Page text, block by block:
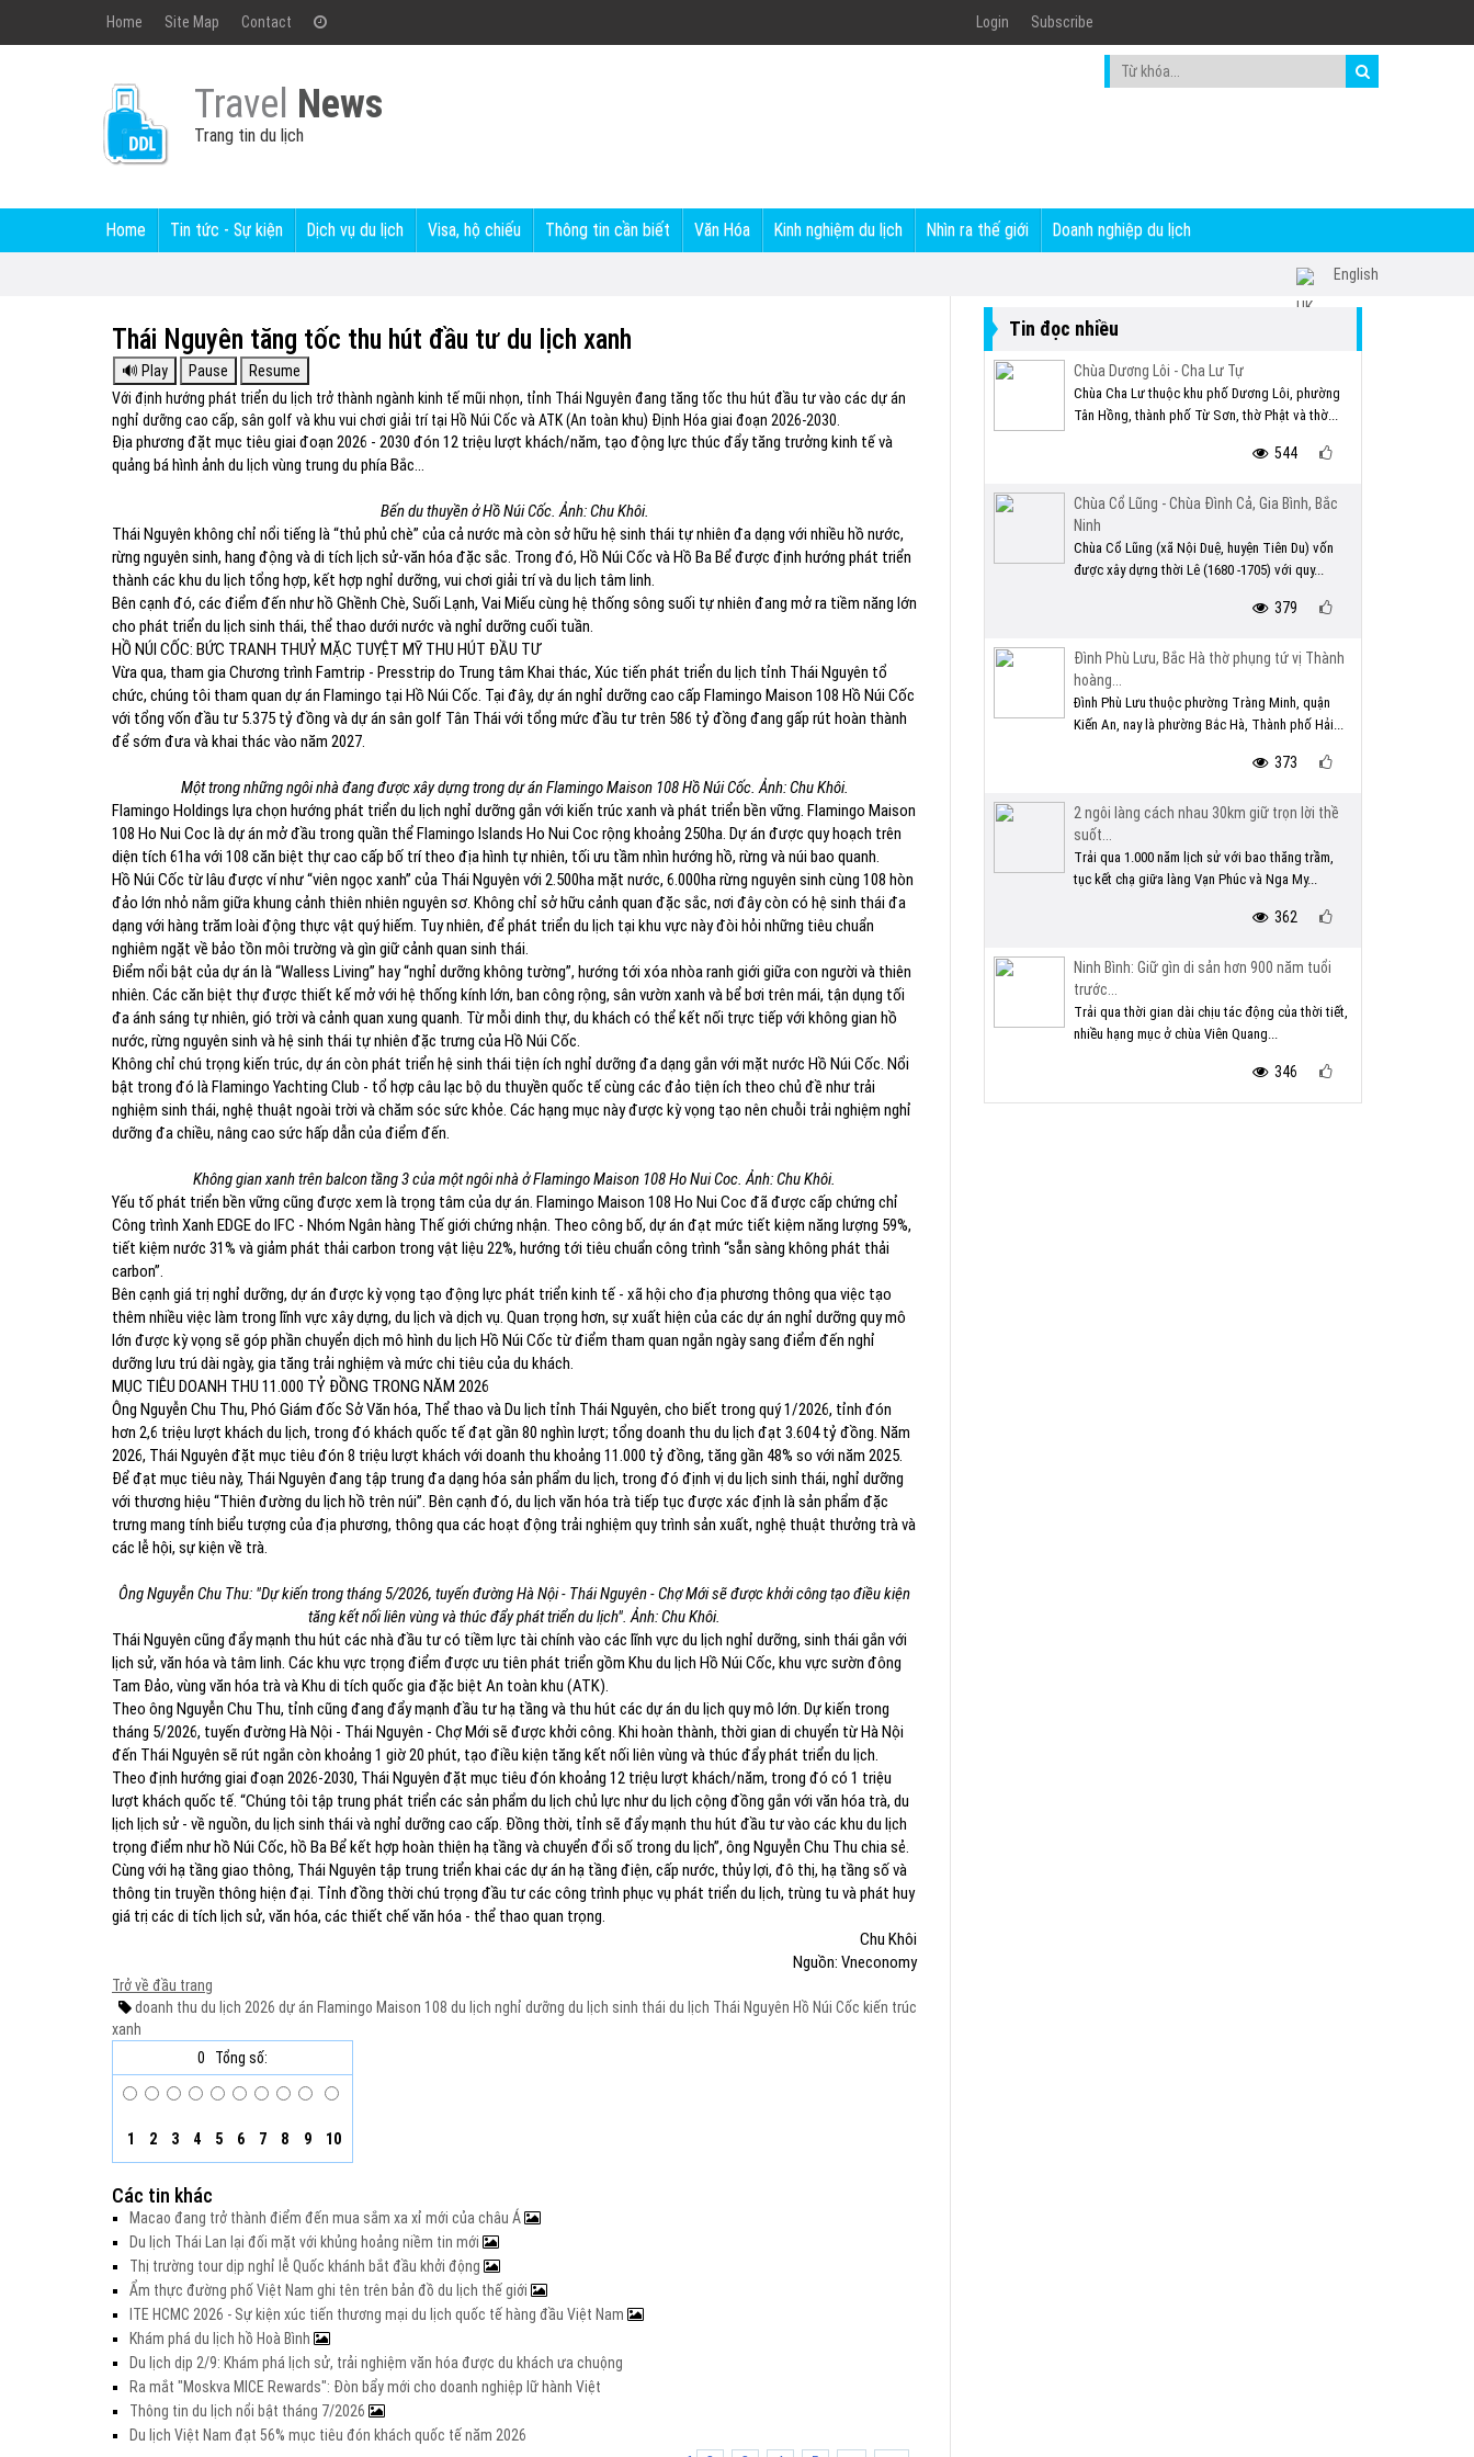
Home Site Map Contact Login Subscribe
Travel News
Trang tin du lịch
Home Tin tức - Sự kiện Dịch vụ du lịch Visa, hộ chiếu Thông tin cần biết Văn Hóa Kinh nghiệm du lịch Nhìn ra thế giới Doanh nghiệp du lịch
English
Thái Nguyên tăng tốc thu hút đầu tư du lịch xanh
Với định hướng phát triển du lịch trở thành ngành kinh tế mũi nhọn, tỉnh Thái Nguyên đang tăng tốc thu hút đầu tư vào các dự án
nghỉ dưỡng cao cấp, sân golf và khu vui chơi giải trí tại Hồ Núi Cốc và ATK (An toàn khu) Định Hóa giai đoạn 2026-2030.
Địa phương đặt mục tiêu giai đoạn 2026 - 2030 đón 12 triệu lượt khách/năm, tạo động lực thúc đẩy tăng trưởng kinh tế và
quảng bá hình ảnh du lịch vùng trung du phía Bắc...
Bến du thuyền ở Hồ Núi Cốc. Ảnh: Chu Khôi.
Thái Nguyên không chỉ nổi tiếng là “thủ phủ chè” của cả nước mà còn sở hữu hệ sinh thái tự nhiên đa dạng với nhiều hồ nước,
rừng nguyên sinh, hang động và di tích lịch sử-văn hóa đặc sắc. Trong đó, Hồ Núi Cốc và Hồ Ba Bể được định hướng phát triển
thành các khu du lịch tổng hợp, kết hợp nghỉ dưỡng, vui chơi giải trí và du lịch tâm linh.
Bên cạnh đó, các điểm đến như hồ Ghềnh Chè, Suối Lạnh, Vai Miếu cùng hệ thống sông suối tự nhiên đang mở ra tiềm năng lớn
cho phát triển du lịch sinh thái, thể thao dưới nước và nghỉ dưỡng cuối tuần.
HỒ NÚI CỐC: BỨC TRANH THUỶ MẶC TUYỆT MỸ THU HÚT ĐẦU TƯ
Vừa qua, tham gia Chương trình Famtrip - Presstrip do Trung tâm Khai thác, Xúc tiến phát triển du lịch tỉnh Thái Nguyên tổ
chức, chúng tôi tham quan dự án Flamingo tại Hồ Núi Cốc. Tại đây, dự án nghỉ dưỡng cao cấp Flamingo Maison 108 Hồ Núi Cốc
với tổng vốn đầu tư 5.375 tỷ đồng và dự án sân golf Tân Thái với tổng mức đầu tư trên 586 tỷ đồng đang gấp rút hoàn thành
để sớm đưa và khai thác vào năm 2027.
Một trong những ngôi nhà đang được xây dựng trong dự án Flamingo Maison 108 Hồ Núi Cốc. Ảnh: Chu Khôi.
Flamingo Holdings lựa chọn hướng phát triển du lịch nghỉ dưỡng gắn với kiến trúc xanh và phát triển bền vững. Flamingo Maison
108 Ho Nui Coc là dự án mở đầu trong quần thể Flamingo Islands Ho Nui Coc rộng khoảng 250ha. Dự án được quy hoạch trên
diện tích 61ha với 108 căn biệt thự cao cấp bố trí theo địa hình tự nhiên, tối ưu tầm nhìn hướng hồ, rừng và núi bao quanh.
Hồ Núi Cốc từ lâu được ví như “viên ngọc xanh” của Thái Nguyên với 2.500ha mặt nước, 6.000ha rừng nguyên sinh cùng 108 hòn
đảo lớn nhỏ nằm giữa khung cảnh thiên nhiên nguyên sơ. Không chỉ sở hữu cảnh quan đặc sắc, nơi đây còn có hệ sinh thái đa
dạng với hàng trăm loài động thực vật quý hiếm. Tuy nhiên, để phát triển du lịch tại khu vực này đòi hỏi những tiêu chuẩn
nghiêm ngặt về bảo tồn môi trường và gìn giữ cảnh quan sinh thái.
Điểm nổi bật của dự án là “Walless Living” hay “nghỉ dưỡng không tường”, hướng tới xóa nhòa ranh giới giữa con người và thiên
nhiên. Các căn biệt thự được thiết kế mở với hệ thống kính lớn, ban công rộng, sân vườn xanh và bể bơi trên mái, tận dụng tối
đa ánh sáng tự nhiên, gió trời và cảnh quan xung quanh. Từ mỗi dinh thự, du khách có thể kết nối trực tiếp với không gian hồ
nước, rừng nguyên sinh và hệ sinh thái tự nhiên đặc trưng của Hồ Núi Cốc.
Không chỉ chú trọng kiến trúc, dự án còn phát triển hệ sinh thái tiện ích nghỉ dưỡng đa dạng gắn với mặt nước Hồ Núi Cốc. Nổi
bật trong đó là Flamingo Yachting Club - tổ hợp câu lạc bộ du thuyền quốc tế cùng các đảo tiện ích theo chủ đề như trải
nghiệm sinh thái, nghệ thuật ngoài trời và chăm sóc sức khỏe. Các hạng mục này được kỳ vọng tạo nên chuỗi trải nghiệm nghỉ
dưỡng đa chiều, nâng cao sức hấp dẫn của điểm đến.
Không gian xanh trên balcon tầng 3 của một ngôi nhà ở Flamingo Maison 108 Ho Nui Coc. Ảnh: Chu Khôi.
Yếu tố phát triển bền vững cũng được xem là trọng tâm của dự án. Flamingo Maison 108 Ho Nui Coc đã được cấp chứng chỉ
Công trình Xanh EDGE do IFC - Nhóm Ngân hàng Thế giới chứng nhận. Theo công bố, dự án đạt mức tiết kiệm năng lượng 59%,
tiết kiệm nước 31% và giảm phát thải carbon trong vật liệu 22%, hướng tới tiêu chuẩn công trình “sẵn sàng không phát thải
carbon”.
Bên cạnh giá trị nghỉ dưỡng, dự án được kỳ vọng tạo động lực phát triển kinh tế - xã hội cho địa phương thông qua việc tạo
thêm nhiều việc làm trong lĩnh vực xây dựng, du lịch và dịch vụ. Quan trọng hơn, sự xuất hiện của các dự án nghỉ dưỡng quy mô
lớn được kỳ vọng sẽ góp phần chuyển dịch mô hình du lịch Hồ Núi Cốc từ điểm tham quan ngắn ngày sang điểm đến nghỉ
dưỡng lưu trú dài ngày, gia tăng trải nghiệm và mức chi tiêu của du khách.
MỤC TIÊU DOANH THU 11.000 TỶ ĐỒNG TRONG NĂM 2026
Ông Nguyễn Chu Thu, Phó Giám đốc Sở Văn hóa, Thể thao và Du lịch tỉnh Thái Nguyên, cho biết trong quý 1/2026, tỉnh đón
hơn 2,6 triệu lượt khách du lịch, trong đó khách quốc tế đạt gần 80 nghìn lượt; tổng doanh thu du lịch đạt 3.604 tỷ đồng. Năm
2026, Thái Nguyên đặt mục tiêu đón 8 triệu lượt khách với doanh thu khoảng 11.000 tỷ đồng, tăng gần 48% so với năm 2025.
Để đạt mục tiêu này, Thái Nguyên đang tập trung đa dạng hóa sản phẩm du lịch, trong đó định vị du lịch sinh thái, nghỉ dưỡng
với thương hiệu “Thiên đường du lịch hồ trên núi”. Bên cạnh đó, du lịch văn hóa trà tiếp tục được xác định là sản phẩm đặc
trưng mang tính biểu tượng của địa phương, thông qua các hoạt động trải nghiệm quy trình sản xuất, nghệ thuật thưởng trà và
các lễ hội, sự kiện về trà.
Ông Nguyễn Chu Thu: "Dự kiến trong tháng 5/2026, tuyến đường Hà Nội - Thái Nguyên - Chợ Mới sẽ được khởi công tạo điều kiện
tăng kết nối liên vùng và thúc đẩy phát triển du lịch". Ảnh: Chu Khôi.
Thái Nguyên cũng đẩy mạnh thu hút các nhà đầu tư có tiềm lực tài chính vào các lĩnh vực du lịch nghỉ dưỡng, sinh thái gắn với
lịch sử, văn hóa và tâm linh. Các khu vực trọng điểm được ưu tiên phát triển gồm Khu du lịch Hồ Núi Cốc, khu vực sườn đông
Tam Đảo, vùng văn hóa trà và Khu di tích quốc gia đặc biệt An toàn khu (ATK).
Theo ông Nguyễn Chu Thu, tỉnh cũng đang đẩy mạnh đầu tư hạ tầng và thu hút các dự án du lịch quy mô lớn. Dự kiến trong
tháng 5/2026, tuyến đường Hà Nội - Thái Nguyên - Chợ Mới sẽ được khởi công. Khi hoàn thành, thời gian di chuyển từ Hà Nội
đến Thái Nguyên sẽ rút ngắn còn khoảng 1 giờ 20 phút, tạo điều kiện tăng kết nối liên vùng và thúc đẩy phát triển du lịch.
Theo định hướng giai đoạn 2026-2030, Thái Nguyên đặt mục tiêu đón khoảng 12 triệu lượt khách/năm, trong đó có 1 triệu
lượt khách quốc tế. “Chúng tôi tập trung phát triển các sản phẩm du lịch chủ lực như du lịch cộng đồng gắn với văn hóa trà, du
lịch lịch sử - về nguồn, du lịch sinh thái và nghỉ dưỡng cao cấp. Đồng thời, tỉnh sẽ đẩy mạnh thu hút đầu tư vào các khu du lịch
trọng điểm như hồ Núi Cốc, hồ Ba Bể kết hợp hoàn thiện hạ tầng và chuyển đổi số trong du lịch”, ông Nguyễn Chu Thu chia sẻ.
Cùng với hạ tầng giao thông, Thái Nguyên tập trung triển khai các dự án hạ tầng điện, cấp nước, thủy lợi, đô thị, hạ tầng số và
thông tin truyền thông hiện đại. Tỉnh đồng thời chú trọng đầu tư các công trình phục vụ phát triển du lịch, trùng tu và phát huy
giá trị các di tích lịch sử, văn hóa, các thiết chế văn hóa - thể thao quan trọng.
Chu Khôi
Nguồn: Vneconomy
Trở về đầu trang
doanh thu du lịch 2026 dự án Flamingo Maison 108 du lịch nghỉ dưỡng du lịch sinh thái du lịch Thái Nguyên Hồ Núi Cốc kiến trúc
xanh
0
Tổng số:
1 2 3 4 5 6 7 8 9 10
Các tin khác
Macao đang trở thành điểm đến mua sắm xa xỉ mới của châu Á
Du lịch Thái Lan lại đối mặt với khủng hoảng niềm tin mới
Thị trường tour dịp nghỉ lễ Quốc khánh bắt đầu khởi động
Ẩm thực đường phố Việt Nam ghi tên trên bản đồ du lịch thế giới
ITE HCMC 2026 - Sự kiện xúc tiến thương mại du lịch quốc tế hàng đầu Việt Nam
Khám phá du lịch hồ Hoà Bình
Du lịch dịp 2/9: Khám phá lịch sử, trải nghiệm văn hóa được du khách ưa chuộng
Ra mắt "Moskva MICE Rewards": Đòn bẩy mới cho doanh nghiệp lữ hành Việt
Thông tin du lịch nổi bật tháng 7/2026
Du lịch Việt Nam đạt 56% mục tiêu đón khách quốc tế năm 2026
Tin đọc nhiều
Chùa Dương Lôi - Cha Lư Tự
Chùa Cha Lư thuộc khu phố Dương Lôi, phường
Tân Hồng, thành phố Từ Sơn, thờ Phật và thờ...
544
Chùa Cổ Lũng - Chùa Đình Cả, Gia Bình, Bắc
Ninh
Chùa Cổ Lũng (xã Nội Duệ, huyện Tiên Du) vốn
được xây dựng thời Lê (1680 -1705) với quy...
379
Đình Phù Lưu, Bắc Hà thờ phụng tứ vị Thành
hoàng...
Đình Phù Lưu thuộc phường Tràng Minh, quận
Kiến An, nay là phường Bắc Hà, Thành phố Hải...
373
2 ngôi làng cách nhau 30km giữ trọn lời thề
suốt...
Trải qua 1.000 năm lịch sử với bao thăng trầm,
tục kết chạ giữa làng Vạn Phúc và Nga My...
362
Ninh Bình: Giữ gìn di sản hơn 900 năm tuổi
trước...
Trải qua thời gian dài chịu tác động của thời tiết,
nhiều hạng mục ở chùa Viên Quang...
346